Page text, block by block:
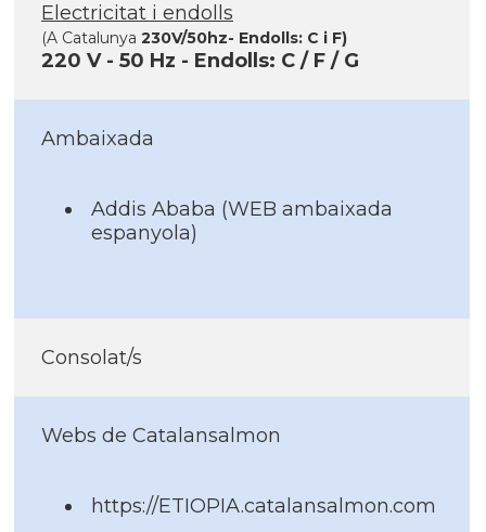
Electricitat i endolls
(A Catalunya 230V/50hz- Endolls: C i F)
220 V - 50 Hz - Endolls: C / F / G
Ambaixada
Addis Ababa (WEB ambaixada
espanyola)
Consolat/s
Webs de Catalansalmon
https://ETIOPIA.catalansalmon.com